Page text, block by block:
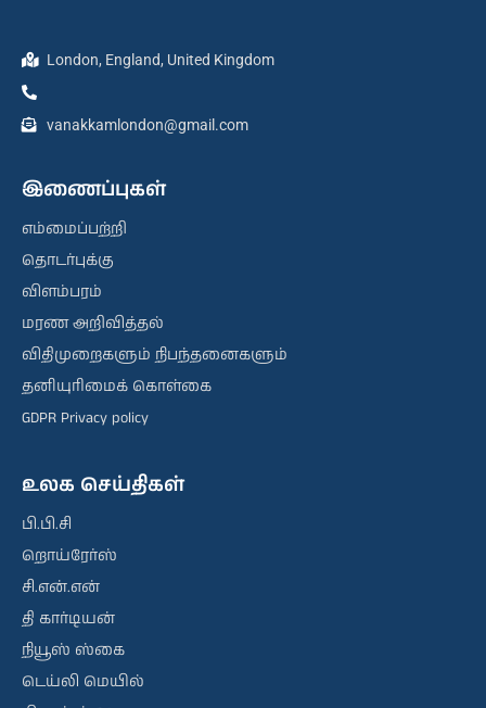
London, England, United Kingdom
vanakkamlondon@gmail.com
இணைப்புகள்
எம்மைப்பற்றி
தொடர்புக்கு
விளம்பரம்
மரண அறிவித்தல்
விதிமுறைகளும் நிபந்தனைகளும்
தனியுரிமைக் கொள்கை
GDPR Privacy policy
உலக செய்திகள்
பி.பி.சி
றொய்ரேர்ஸ்
சி.என்.என்
தி கார்டியன்
நியூஸ் ஸ்கை
டெய்லி மெயில்